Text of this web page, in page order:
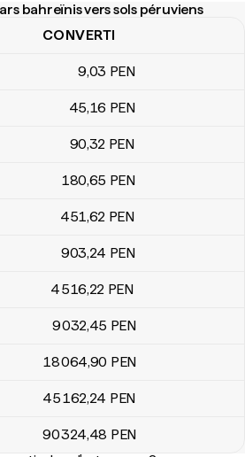
bahreïnis vers sols péruviens
bahreïnis vers sols péruviens
CONVERTI
9,03 PEN
45,16 PEN
90,32 PEN
180,65 PEN
451,62 PEN
903,24 PEN
4 516,22 PEN
9 032,45 PEN
18 064,90 PEN
45 162,24 PEN
90 324,48 PEN